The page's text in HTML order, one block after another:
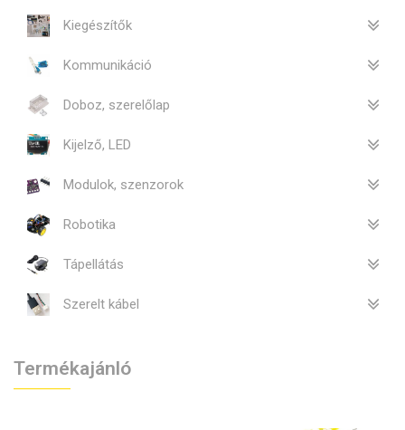
Kiegészítők
Kommunikáció
Doboz, szerelőlap
Kijelző, LED
Modulok, szenzorok
Robotika
Tápellátás
Szerelt kábel
Termékajánló